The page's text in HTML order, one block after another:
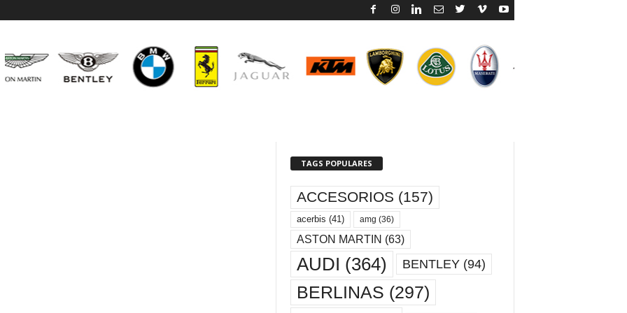
TAGS POPULARES
ACCESORIOS (157)
acerbis (41) amg (36)
ASTON MARTIN (63)
AUDI (364) BENTLEY(94)
BERLINAS (297)